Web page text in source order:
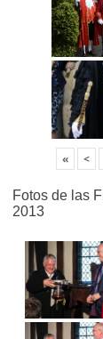
« <
Fotos de las
2013